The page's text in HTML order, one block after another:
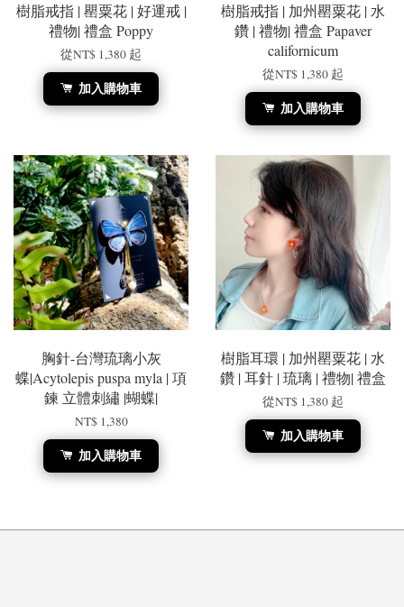
樹脂戒指 | 罌粟花 | 好運戒 |
禮物| 禮盒 Poppy
從NT$ 1,380 起
加入購物車
樹脂戒指 | 加州罌粟花 | 水
鑽 | 禮物| 禮盒 Papaver
californicum
從NT$ 1,380 起
加入購物車
胸針-台灣琉璃小灰
蝶|Acytolepis puspa myla | 項
鍊 立體刺繡 |蝴蝶|
NT$ 1,380
加入購物車
樹脂耳環 | 加州罌粟花 | 水
鑽 | 耳針 | 琉璃 | 禮物| 禮盒
從NT$ 1,380 起
加入購物車